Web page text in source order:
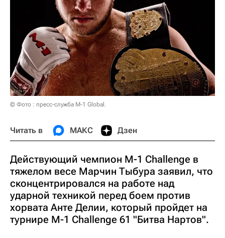
© Фото : пресс-служба M-1 Global.
Читать в МАКС Дзен
Действующий чемпион M-1 Challenge в
тяжелом весе Марчин Тыбура заявил, что
сконцентрировался на работе над
ударной техникой перед боем против
хорвата Анте Делии, который пройдет на
турнире M-1 Challenge 61 "Битва Нартов".